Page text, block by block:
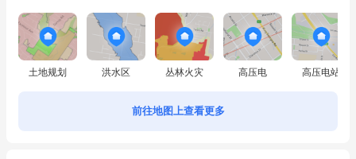
土地规划 洪水区 丛林火灾 高压电 高压电站
前往地图上查看更多